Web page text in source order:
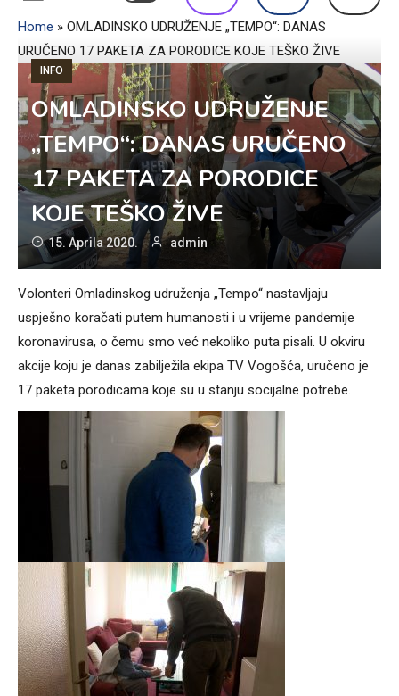
Home » OMLADINSKO UDRUŽENJE „TEMPO“: DANAS
URUČENO 17 PAKETA ZA PORODICE KOJE TEŠKO ŽIVE
INFO
OMLADINSKO UDRUŽENJE
„TEMPO“: DANAS URUČENO
17 PAKETA ZA PORODICE
KOJE TEŠKO ŽIVE
15. Aprila 2020. admin
Volonteri Omladinskog udruženja „Tempo“ nastavljaju
uspješno koračati putem humanosti i u vrijeme pandemije
koronavirusa, o čemu smo već nekoliko puta pisali. U okviru
akcije koju je danas zabilježila ekipa TV Vogošća, uručeno je
17 paketa porodicama koje su u stanju socijalne potrebe.